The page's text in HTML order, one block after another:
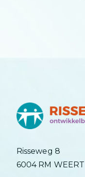
Risseweg 8
6004 RM WEERT